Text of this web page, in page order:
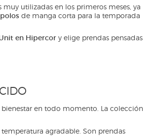
muy utilizadas en los primeros meses, ya
polos de manga corta para la temporada
en Hipercor y elige prendas pensadas
bienestar en todo momento. La colección
agradable. Son prendas